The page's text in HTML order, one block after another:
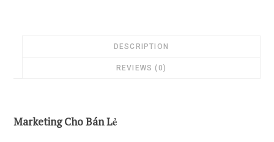
DESCRIPTION
REVIEWS (0)
Marketing Cho Bán Lẻ